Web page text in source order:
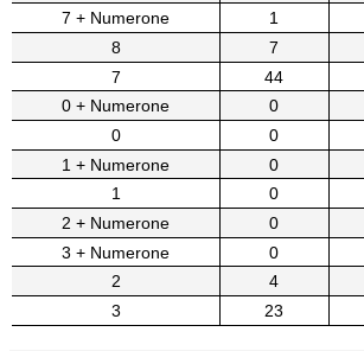
7 + Numerone
1
8
7
7
44
0 + Numerone
0
0
0
1 + Numerone
0
1
0
2 + Numerone
0
3 + Numerone
0
2
4
3
23